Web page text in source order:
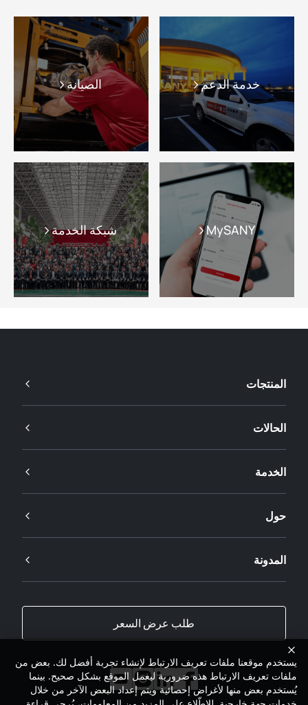
خدمة الدعم الصيانة
MySANY شبكة الخدمة
المنتجات
الحالات
الخدمة
حول
المدونة
طلب عرض السعر
يستخدم موقعنا ملفات تعريف الارتباط لإنشاء تجربة أفضل لك. بعض من
ملفات تعريف الارتباط هذه ضرورية ليعمل الموقع بشكل صحيح. بينما
يُستخدم بعض منها لأغراض إحصائية ويتم إعداد البعض الآخر من خلال